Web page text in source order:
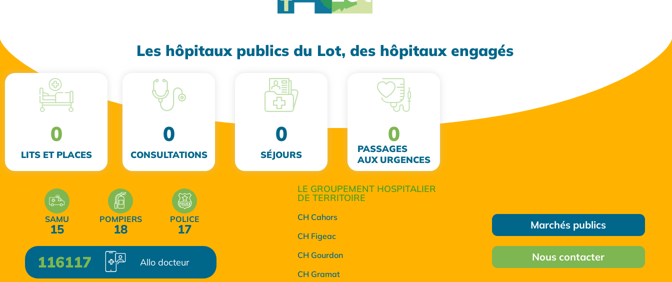
Les hôpitaux publics du Lot, des hôpitaux engagés
LITS ET PLACES
0
CONSULTATIONS
0
SÉJOURS
0
PASSAGES
AUX URGENCES
0
SAMU
15
POMPIERS
18
POLICE
17
116117 Allo docteur
LE GROUPEMENT HOSPITALIER
DE TERRITOIRE
CH Cahors
CH Figeac
CH Gourdon
CH Gramat
Marchés publics
Nous contacter